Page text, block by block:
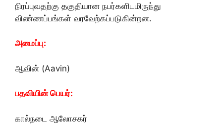
நிரப்புவதற்கு தகுதியான நபர்களிடமிருந்து
விண்ணப்பங்கள் வரவேற்கப்படுகின்றன.
அமைப்பு:
ஆவின் (Aavin)
பதவியின் பெயர்:
கால்நடை ஆலோசகர்